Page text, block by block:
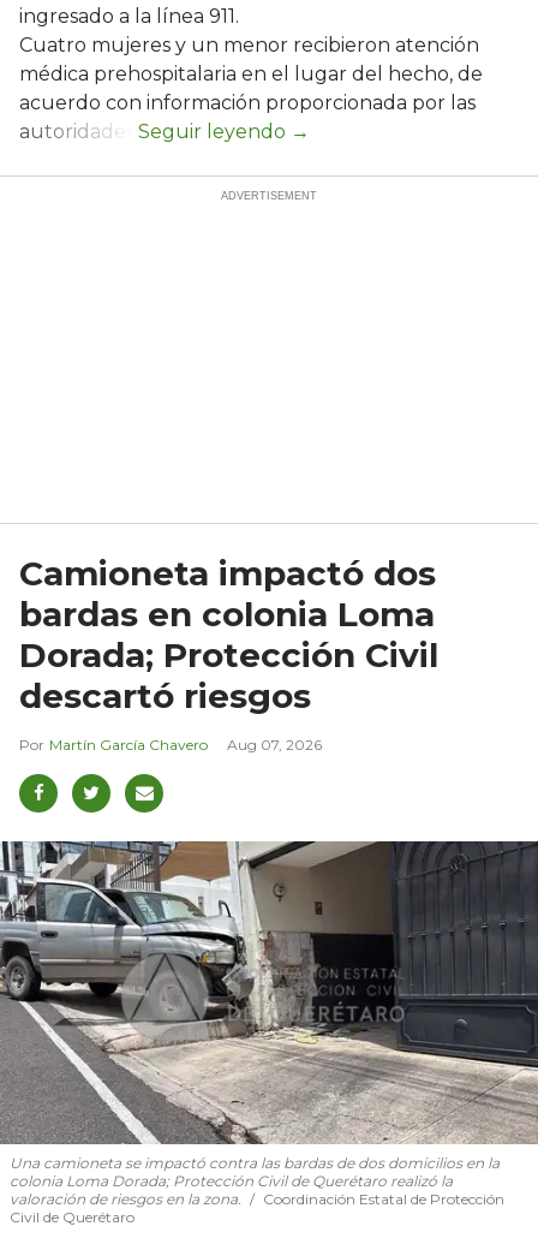
ingresado a la línea 911.
Cuatro mujeres y un menor recibieron atención
médica prehospitalaria en el lugar del hecho, de
acuerdo con información proporcionada por las
autoridades.
Camioneta impactó dos
bardas en colonia Loma
Dorada; Protección Civil
descartó riesgos
Martín García Chavero Aug 07, 2026
Una camioneta se impactó contra las bardas de dos domicilios en la
colonia Loma Dorada; Protección Civil de Querétaro realizó la
valoración de riesgos en la zona.
Coordinación Estatal de Protección
Civil de Querétaro